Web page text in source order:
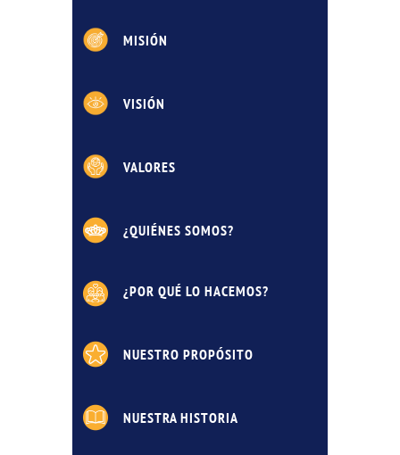
MISIÓN
VISIÓN
VALORES
¿QUIÉNES SOMOS?
¿POR QUÉ LO HACEMOS?
NUESTRO PROPÓSITO
NUESTRA HISTORIA